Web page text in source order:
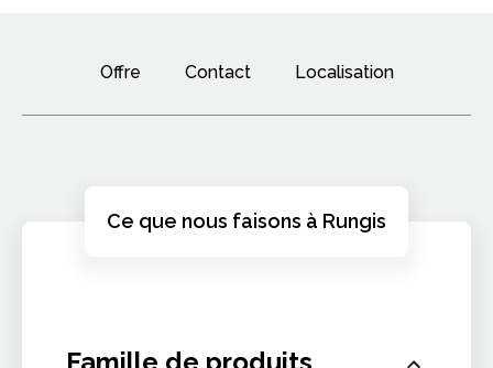
Offre Contact Localisation
Ce que nous faisons à Rungis